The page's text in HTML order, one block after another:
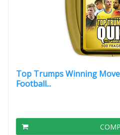
Top Trumps Winning
Football...